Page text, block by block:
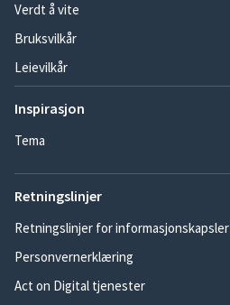
Verdt å vite
Bruksvilkår
Leievilkår
Inspirasjon
Tema
Retningslinjer
Retningslinjer for informasjonskapsler
Personvernerklæring
Act on Digital tjenester